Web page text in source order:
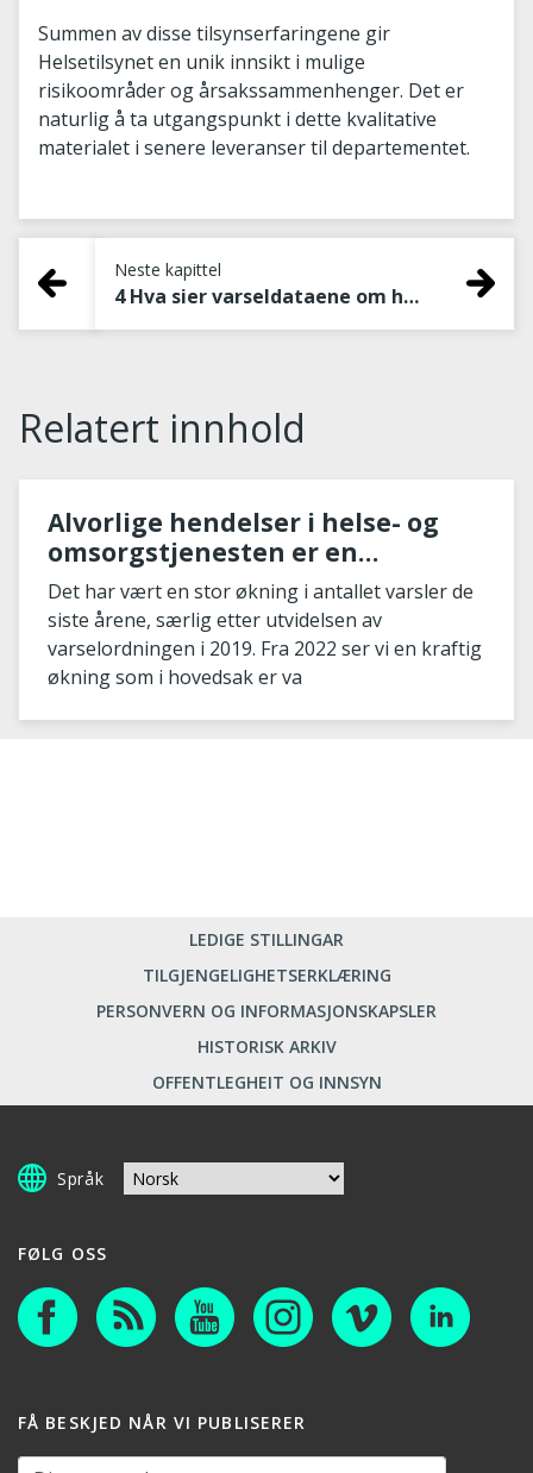
Summen av disse tilsynserfaringene gir
Helsetilsynet en unik innsikt i mulige
risikoområder og årsakssammenhenger. Det er
naturlig å ta utgangspunkt i dette kvalitative
materialet i senere leveranser til departementet.
Neste kapittel
4 Hva sier varseldataene om hvor og når det går galt?
Relatert innhold
Alvorlige hendelser i helse- og
omsorgstjenesten er en
vedvarende utfordring og noen
av risikoområdene er til dels godt
kjent
Det har vært en stor økning i antallet varsler de
siste årene, særlig etter utvidelsen av
varselordningen i 2019. Fra 2022 ser vi en kraftig
økning som i hovedsak er va
LEDIGE STILLINGAR
TILGJENGELIGHETSERKLÆRING
PERSONVERN OG INFORMASJONSKAPSLER
HISTORISK ARKIV
OFFENTLEGHEIT OG INNSYN
Språk
FØLG OSS
FÅ BESKJED NÅR VI PUBLISERER